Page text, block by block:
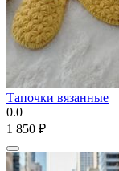
Тапочки вязанные
0.0
1 850 ₽